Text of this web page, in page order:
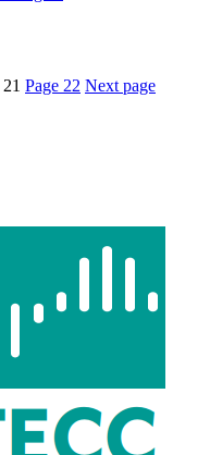
21 Page 22 Next page